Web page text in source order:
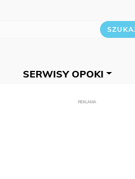
SERWISY OPOKI
REKLAMA